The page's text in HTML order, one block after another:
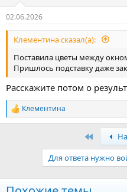
02.06.2026
Клементина сказал(а):
Поставила цветы между
Пришлось подставку даже
Расскажите потом о
Р
е
:
Клементина
Первый
Для ответа нужно